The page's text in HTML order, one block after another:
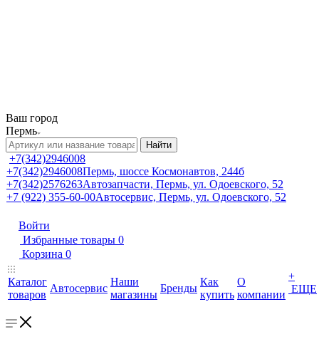
Ваш город
Пермь
Найти
+7(342)2946008
+7(342)2946008Пермь, шоссе Космонавтов, 244б
+7(342)2576263Автозапчасти, Пермь, ул. Одоевского, 52
+7 (922) 355-60-00Автосервис, Пермь, ул. Одоевского, 52
Войти
Избранные товары 0
Корзина 0
Каталог
товаров
Автосервис
Наши
магазины
Бренды
Как
купить
О
компании
+
ЕЩЕ